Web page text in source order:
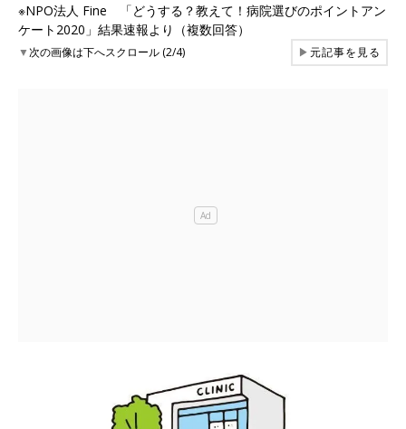
※NPO法人 Fine 「どうする？教えて！病院選びのポイントアン
ケート2020」結果速報より（複数回答）
▼次の画像は下へスクロール (2/4) ▶元記事を見る